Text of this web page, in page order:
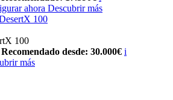
ahora Descubrir más
100
100
desde: 30.000€ i
más